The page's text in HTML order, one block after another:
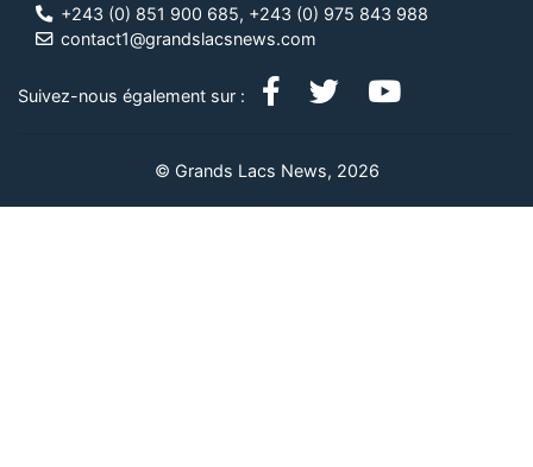
+243 (0) 851 900 685, +243 (0) 975 843 988
contact1@grandslacsnews.com
Suivez-nous également sur :
© Grands Lacs News, 2026